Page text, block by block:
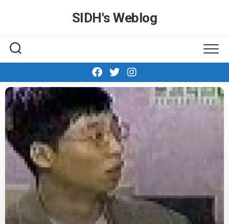
SIDH′s Weblog